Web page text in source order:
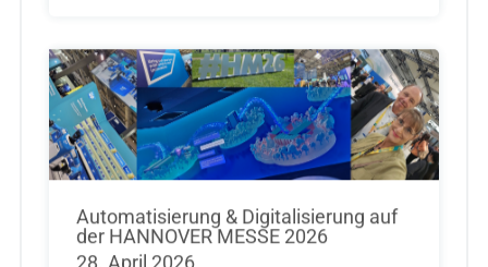
Automatisierung & Digitalisierung auf
der HANNOVER MESSE 2026
28. April 2026